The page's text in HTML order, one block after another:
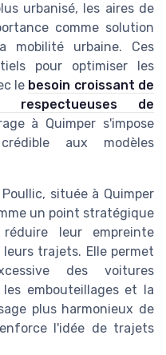
urbanisé, les aires de
comme solution
mobilité urbaine. Ces
pour optimiser les
le besoin croissant de
de
à Quimper s'impose
aux modèles
située à Quimper
un point stratégique
leur empreinte
trajets. Elle permet
des voitures
embouteillages et la
plus harmonieux de
l'idée de trajets